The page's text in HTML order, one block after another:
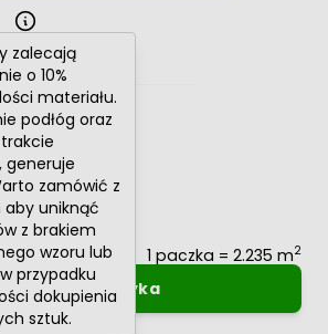
zalecają
o 10%
materiału.
podłóg oraz
generuje
zamówić z
aby uniknąć
z brakiem
wzoru lub
przypadku
dokupienia
sztuk.
+
1 paczka = 2.235 m2
Dodaj do koszyka
0%